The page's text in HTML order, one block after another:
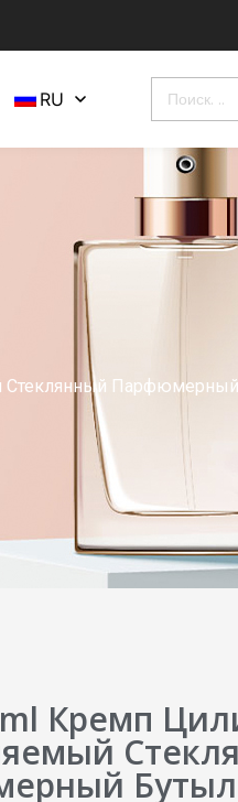
RU
Кремп